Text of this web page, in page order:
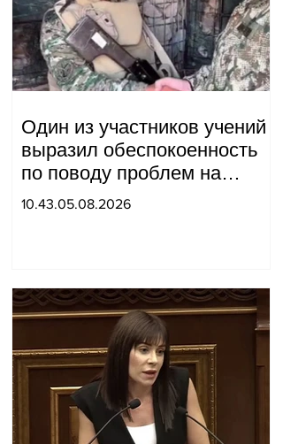
Один из участников учений
выразил обеспокоенность
по поводу проблем на
одном из постов в Сюнике.
10.43.05.08.2026